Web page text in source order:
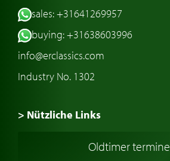
sales: +31641269957
buying: +31638603996
info@erclassics.com
Industry No. 1302
> Nützliche Links
Oldtimers in EuropaOldtimer termine